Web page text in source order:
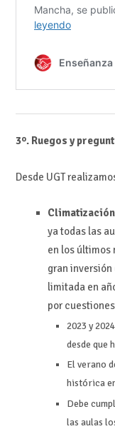
3º. Ruegos y
Desde UGT
ya todas las
en los últimos
gran
limitada en
por
2023 y
desde que
El verano
histórica
Debe
las aulas